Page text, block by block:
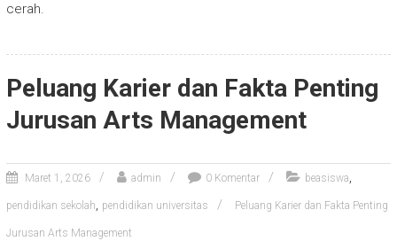
cerah.
Peluang Karier dan Fakta Penting
Jurusan Arts Management
Maret 1, 2026 admin 0 Komentar beasiswa,
pendidikan sekolah, pendidikan universitas Peluang Karier dan Fakta Penting
Jurusan Arts Management